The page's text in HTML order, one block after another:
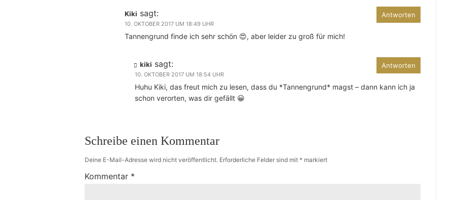
Kiki sagt:
10. OKTOBER 2017 UM 18:49 UHR
Tannengrund finde ich sehr schön 😍, aber leider zu groß für mich!
Antworten
kiki sagt:
10. OKTOBER 2017 UM 18:54 UHR
Huhu Kiki, das freut mich zu lesen, dass du *Tannengrund* magst – dann kann ich ja
schon verorten, was dir gefällt 😀
Antworten
Schreibe einen Kommentar
Deine E-Mail-Adresse wird nicht veröffentlicht. Erforderliche Felder sind mit * markiert
Kommentar *